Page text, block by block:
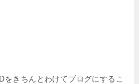
をきちんとわけてブログにするこ